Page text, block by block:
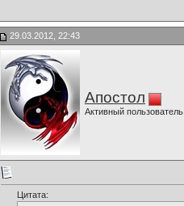
29.03.2012, 22:43
Апостол
Активный пользователь
Цитата: